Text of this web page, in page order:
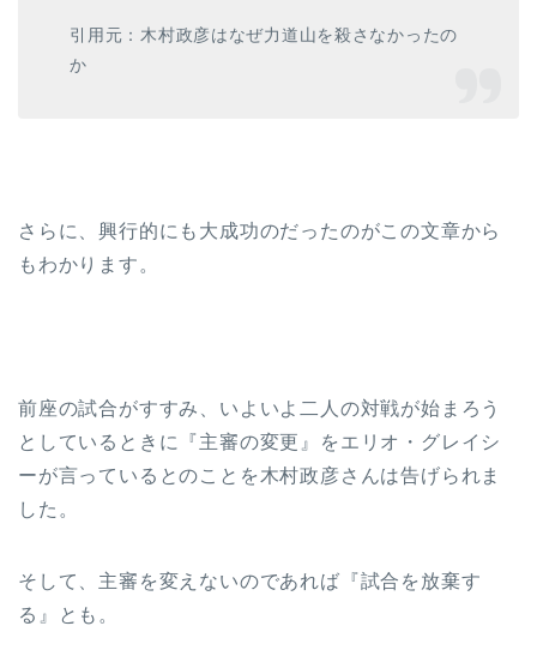
引用元：木村政彦はなぜ力道山を殺さなかったの
か
さらに、興行的にも大成功のだったのがこの文章から
もわかります。
前座の試合がすすみ、いよいよ二人の対戦が始まろう
としているときに『主審の変更』をエリオ・グレイシ
ーが言っているとのことを木村政彦さんは告げられま
した。
そして、主審を変えないのであれば『試合を放棄す
る』とも。